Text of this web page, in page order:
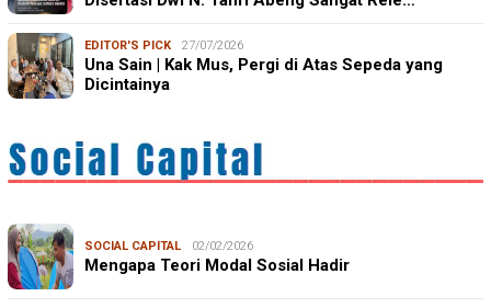
EDITOR'S PICK 27/07/2026
Una Sain | Kak Mus, Pergi di Atas Sepeda yang
Dicintainya
SOCIAL CAPITAL 02/02/2026
Mengapa Teori Modal Sosial Hadir